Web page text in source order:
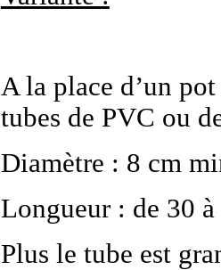
A la place d’un
tubes de PVC ou
Diamètre : 8 cm
Longueur : de 30
Plus le tube est